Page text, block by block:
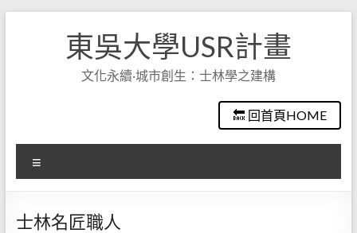
東吳大學USR計畫
文化永續·城市創生：士林學之建構
🔙 回首頁HOME
單
士林名匠職人